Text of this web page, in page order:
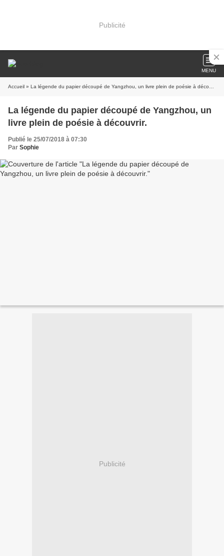
Publicité
MENU
Accueil » La légende du papier découpé de Yangzhou, un livre plein de poésie à découvrir.
La légende du papier découpé de Yangzhou, un
livre plein de poésie à découvrir.
Publié le 25/07/2018 à 07:30
Par Sophie
Publicité